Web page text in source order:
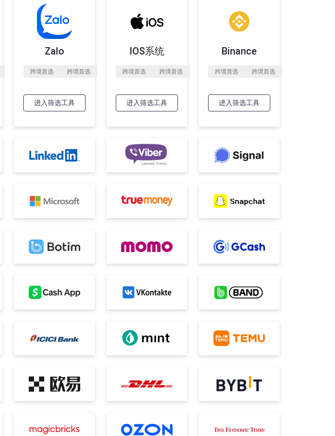
Zalo
跨境首选 跨境首选
进入筛选工具
IOS系统
跨境首选 跨境首选
进入筛选工具
Binance
跨境首选 跨境首选
进入筛选工具